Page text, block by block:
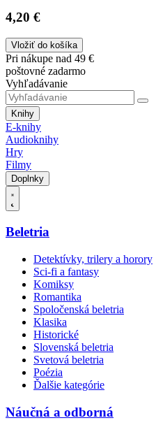
4,20 €
Vložiť do košíka
Pri nákupe nad 49 €
poštovné zadarmo
Vyhľadávanie
Knihy
E-knihy
Audioknihy
Hry
Filmy
Doplnky
Beletria
Detektívky, trilery a horory
Sci-fi a fantasy
Komiksy
Romantika
Spoločenská beletria
Klasika
Historické
Slovenská beletria
Svetová beletria
Poézia
Ďalšie kategórie
Náučná a odborná